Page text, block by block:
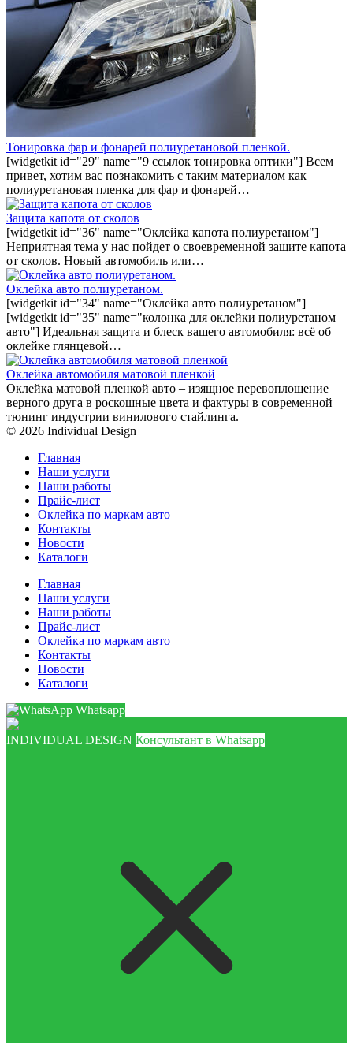
Тонировка фар и фонарей полиуретановой пленкой.
[widgetkit id="29" name="9 ссылок тонировка оптики"] Всем
привет, хотим вас познакомить с таким материалом как
полиуретановая пленка для фар и фонарей…
Защита капота от сколов
[widgetkit id="36" name="Оклейка капота полиуретаном"]
Неприятная тема у нас пойдет о своевременной защите капота
от сколов. Новый автомобиль или…
Оклейка авто полиуретаном.
[widgetkit id="34" name="Оклейка авто полиуретаном"]
[widgetkit id="35" name="колонка для оклейки полиуретаном
авто"] Идеальная защита и блеск вашего автомобиля: всё об
оклейке глянцевой…
Оклейка автомобиля матовой пленкой
Оклейка матовой пленкой авто – изящное перевоплощение
верного друга в роскошные цвета и фактуры в современной
тюнинг индустрии винилового стайлинга.
© 2026 Individual Design
Главная
Наши услуги
Наши работы
Прайс-лист
Оклейка по маркам авто
Контакты
Новости
Каталоги
Главная
Наши услуги
Наши работы
Прайс-лист
Оклейка по маркам авто
Контакты
Новости
Каталоги
Whatsapp
INDIVIDUAL DESIGN Консультант в Whatsapp